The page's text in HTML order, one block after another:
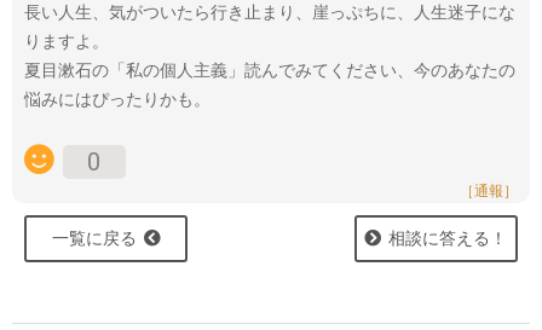
長い人生、気がついたら行き止まり、崖っぷちに、人生迷子にな
りますよ。
夏目漱石の「私の個人主義」読んでみてください、今のあなたの
悩みにはぴったりかも。
0
［通報］
一覧に戻る 相談に答える！